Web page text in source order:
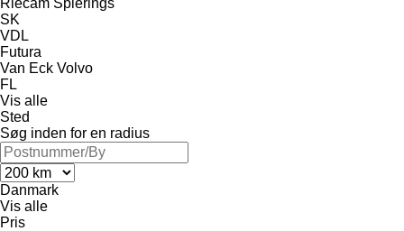
SK
VDL
Futura
Van Eck Volvo
FL
Vis alle
Sted
Søg inden for en radius
Danmark
Vis alle
Pris